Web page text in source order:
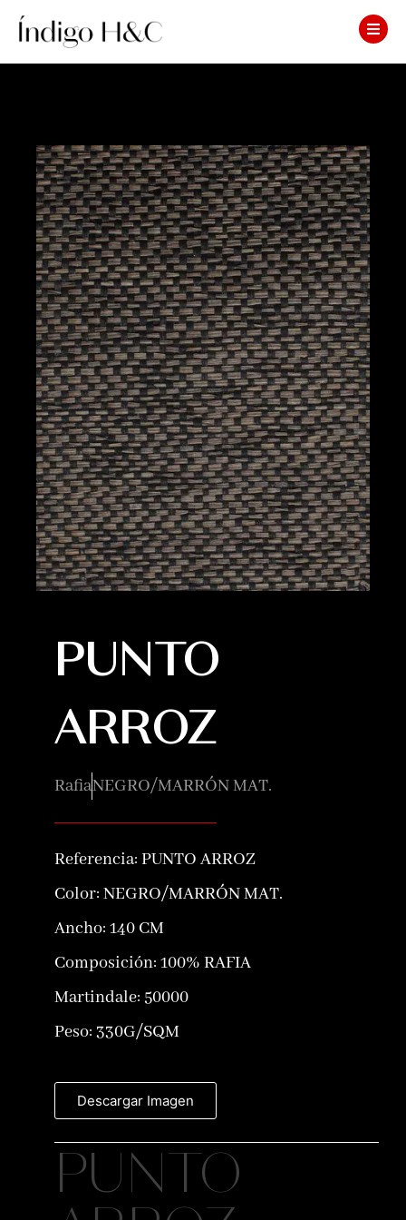
PUNTO
ARROZ
RafiaNEGRO/MARRÓN MAT.
Referencia: PUNTO ARROZ
Color: NEGRO/MARRÓN MAT.
Ancho: 140 CM
Composición: 100% RAFIA
Martindale: 50000
Peso: 330G/SQM
Descargar Imagen
PUNTO